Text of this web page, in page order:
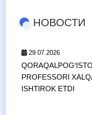
НОВОСТИ
29.07.2026
PROFESSORI
ISHTIROK ETDI